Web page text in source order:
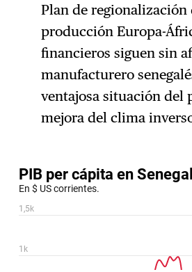
Plan de regionalización
producción Europa-
financieros siguen sin
manufacturero
ventajosa situación del
mejora del clima